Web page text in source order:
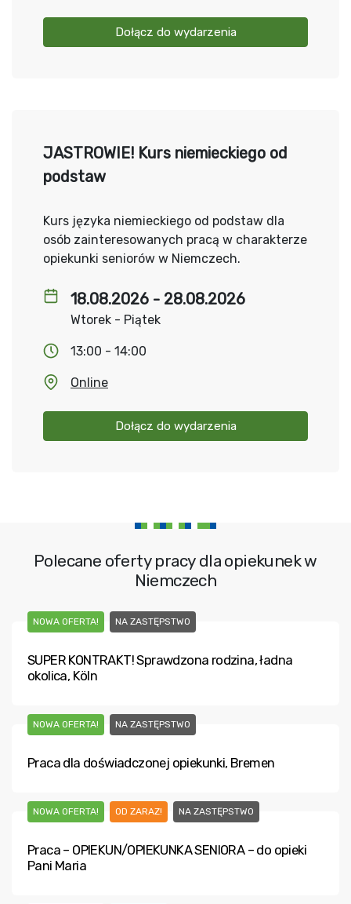
Dołącz do wydarzenia
18.08.2026 - 28.08.2026
Wtorek - Piątek
13:00 - 14:00
Online
Dołącz do wydarzenia
JASTROWIE! Kurs niemieckiego od
podstaw
Kurs języka niemieckiego od podstaw dla
osób zainteresowanych pracą w charakterze
opiekunki seniorów w Niemczech.
Polecane oferty pracy dla opiekunek w
Niemczech
NOWA OFERTA! NA ZASTĘPSTWO
SUPER KONTRAKT! Sprawdzona rodzina, ładna
okolica, Köln
NOWA OFERTA! NA ZASTĘPSTWO
Praca dla doświadczonej opiekunki, Bremen
NOWA OFERTA! OD ZARAZ! NA ZASTĘPSTWO
Praca – OPIEKUN/OPIEKUNKA SENIORA – do opieki
Pani Maria